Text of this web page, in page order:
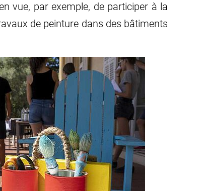
vue, par exemple, de participer à la
de peinture dans des bâtiments